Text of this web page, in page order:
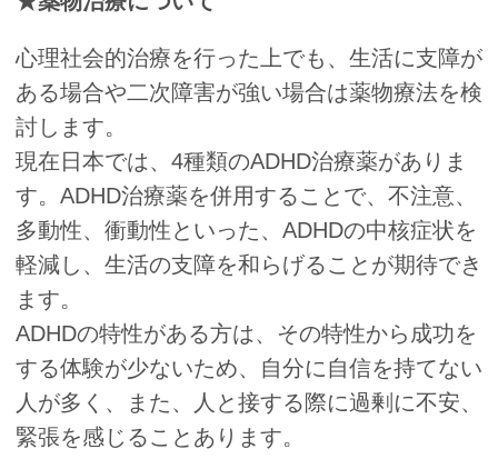
心理社会的治療を行った上でも、生活に支障が
ある場合や二次障害が強い場合は薬物療法を検
討します。
現在日本では、4種類のADHD治療薬がありま
す。ADHD治療薬を併用することで、不注意、
多動性、衝動性といった、ADHDの中核症状を
軽減し、生活の支障を和らげることが期待でき
ます。
ADHDの特性がある方は、その特性から成功を
する体験が少ないため、自分に自信を持てない
人が多く、また、人と接する際に過剰に不安、
緊張を感じることあります。